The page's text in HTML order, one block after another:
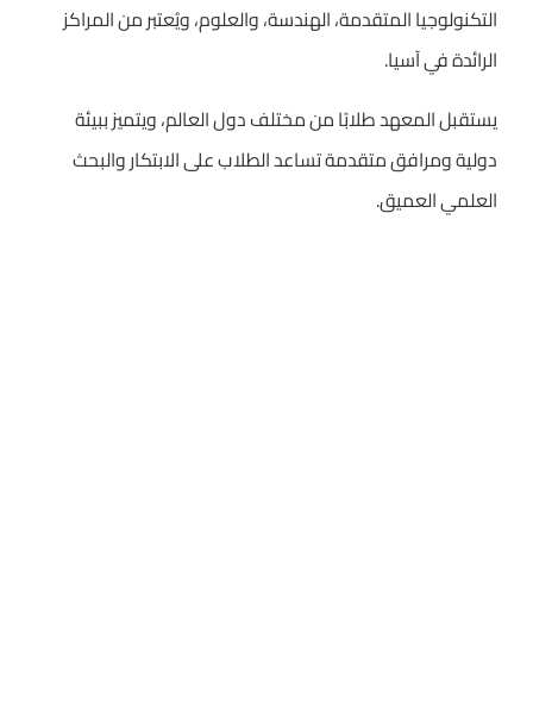
التكنولوجيا المتقدمة، الهندسة، والعلوم، ويُعتبر من المراكز
الرائدة في آسيا.
يستقبل المعهد طلابًا من مختلف دول العالم، ويتميز ببيئة
دولية ومرافق متقدمة تساعد الطلاب على الابتكار والبحث
العلمي العميق.